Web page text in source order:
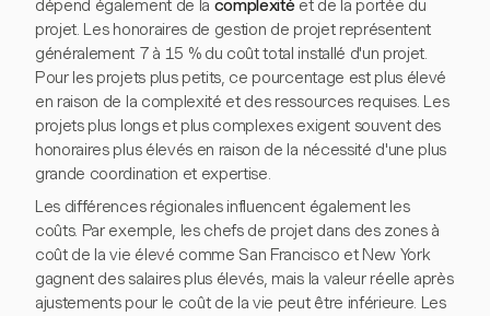
dépend également de la complexitéet de la portée du
projet. Les honoraires de gestion de projet représentent
généralement 7 à 15 % du coût total installé d'un projet.
Pour les projets plus petits, ce pourcentage est plus élevé
en raison de la complexité et des ressources requises. Les
projets plus longs et plus complexes exigent souvent des
honoraires plus élevés en raison de la nécessité d'une plus
grande coordination et expertise.
Les différences régionales influencent également les
coûts. Par exemple, les chefs de projet dans des zones à
coût de la vie élevé comme San Francisco et New York
gagnent des salaires plus élevés, mais la valeur réelle après
ajustements pour le coût de la vie peut être inférieure. Les